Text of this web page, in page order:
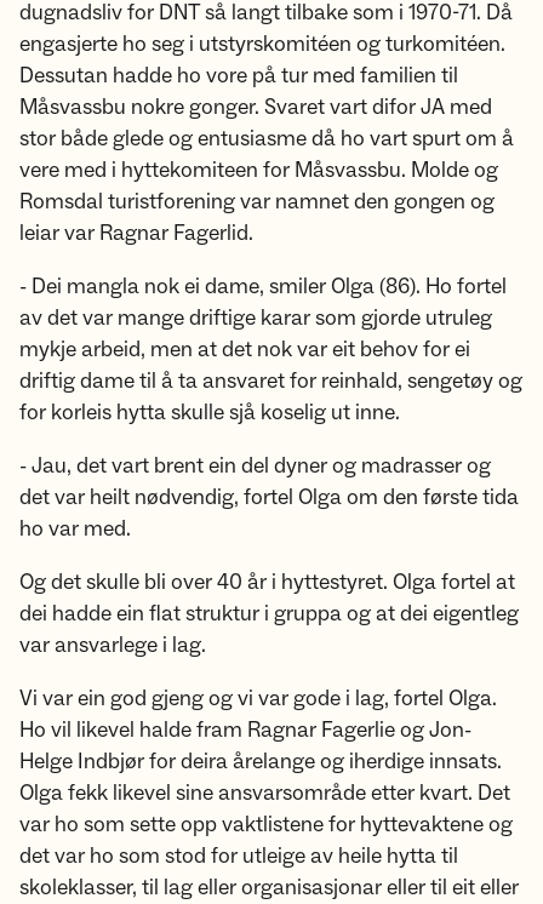
dugnadsliv for DNT så langt tilbake som i 1970-71. Då
engasjerte ho seg i utstyrskomitéen og turkomitéen.
Dessutan hadde ho vore på tur med familien til
Måsvassbu nokre gonger. Svaret vart difor JA med
stor både glede og entusiasme då ho vart spurt om å
vere med i hyttekomiteen for Måsvassbu. Molde og
Romsdal turistforening var namnet den gongen og
leiar var Ragnar Fagerlid.
- Dei mangla nok ei dame, smiler Olga (86). Ho fortel
av det var mange driftige karar som gjorde utruleg
mykje arbeid, men at det nok var eit behov for ei
driftig dame til å ta ansvaret for reinhald, sengetøy og
for korleis hytta skulle sjå koselig ut inne.
- Jau, det vart brent ein del dyner og madrasser og
det var heilt nødvendig, fortel Olga om den første tida
ho var med.
Og det skulle bli over 40 år i hyttestyret. Olga fortel at
dei hadde ein flat struktur i gruppa og at dei eigentleg
var ansvarlege i lag.
Vi var ein god gjeng og vi var gode i lag, fortel Olga.
Ho vil likevel halde fram Ragnar Fagerlie og Jon-
Helge Indbjør for deira årelange og iherdige innsats.
Olga fekk likevel sine ansvarsområde etter kvart. Det
var ho som sette opp vaktlistene for hyttevaktene og
det var ho som stod for utleige av heile hytta til
skoleklasser, til lag eller organisasjonar eller til eit eller